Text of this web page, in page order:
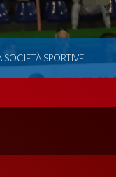
SOCIETÀ SPORTIVE